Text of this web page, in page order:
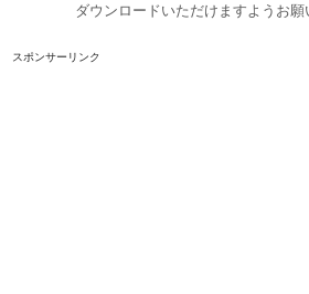
ダウンロードいただけますようお願
スポンサーリンク